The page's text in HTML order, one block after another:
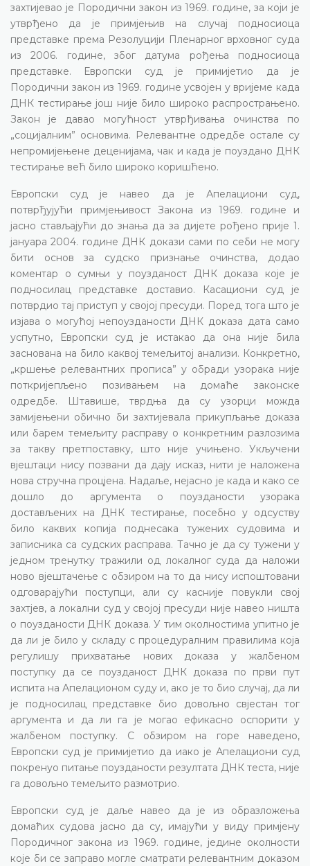
захтијевао је Породични закон из 1969. године, за који је
утврђено да је примјењив на случај подносиоца
представке према Резолуцији Пленарног врховног суда
из 2006. године, због датума рођења подносиоца
представке. Европски суд је примијетио да је
Породични закон из 1969. године усвојен у вријеме када
ДНК тестирање још није било широко распрострањено.
Закон је давао могућност утврђивања очинства по
„социјалним” основима. Релевантне одредбе остале су
непромијењене деценијама, чак и када је поуздано ДНК
тестирање већ било широко коришћено.
Европски суд је навео да је Апелациони суд,
потврђујући примјењивост Закона из 1969. године и
јасно стављајући до знања да за дијете рођено прије 1.
јануара 2004. године ДНК докази сами по себи не могу
бити основ за судско признање очинства, додао
коментар о сумњи у поузданост ДНК доказа које је
подносилац представке доставио. Касациони суд је
потврдио тај приступ у својој пресуди. Поред тога што је
изјава о могућој непоузданости ДНК доказа дата само
успутно, Европски суд је истакао да она није била
заснована на било каквој темељитој анализи. Конкретно,
„кршење релевантних прописа” у обради узорака није
поткријепљено позивањем на домаће законске
одредбе. Штавише, тврдња да су узорци можда
замијењени обично би захтијевала прикупљање доказа
или барем темељиту расправу о конкретним разлозима
за такву претпоставку, што није учињено. Укључени
вјештаци нису позвани да дају исказ, нити је наложена
нова стручна процјена. Надаље, нејасно је када и како се
дошло до аргумента о поузданости узорака
достављених на ДНК тестирање, посебно у одсуству
било каквих копија поднесака тужених судовима и
записника са судских расправа. Тачно је да су тужени у
једном тренутку тражили од локалног суда да наложи
ново вјештачење с обзиром на то да нису испоштовани
одговарајући поступци, али су касније повукли свој
захтјев, а локални суд у својој пресуди није навео ништа
о поузданости ДНК доказа. У тим околностима упитно је
да ли је било у складу с процедуралним правилима која
регулишу прихватање нових доказа у жалбеном
поступку да се поузданост ДНК доказа по први пут
испита на Апелационом суду и, ако је то био случај, да ли
је подносилац представке био довољно свјестан тог
аргумента и да ли га је могао ефикасно оспорити у
жалбеном поступку. С обзиром на горе наведено,
Европски суд је примијетио да иако је Апелациони суд
покренуо питање поузданости резултата ДНК теста, није
га довољно темељито размотрио.
Европски суд је даље навео да је из образложења
домаћих судова јасно да су, имајући у виду примјену
Породичног закона из 1969. године, једине околности
које би се заправо могле сматрати релевантним доказом